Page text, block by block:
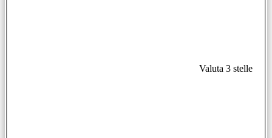
Valuta 3 stelle